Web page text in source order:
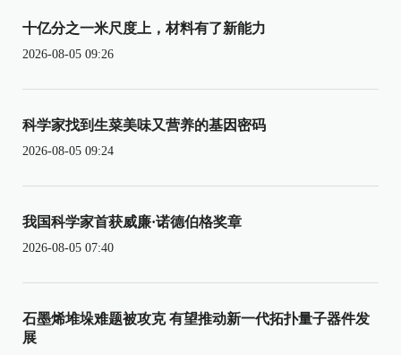
十亿分之一米尺度上，材料有了新能力
2026-08-05 09:26
科学家找到生菜美味又营养的基因密码
2026-08-05 09:24
我国科学家首获威廉·诺德伯格奖章
2026-08-05 07:40
石墨烯堆垛难题被攻克 有望推动新一代拓扑量子器件发
展